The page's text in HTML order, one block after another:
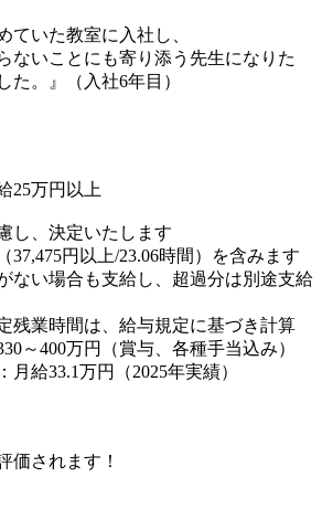
いた教室に入社し、
ないことにも寄り添う先生になりた
た。』（入社6年目）
25万円以上
し、決定いたします
37,475円以上/23.06時間）を含みます
ない場合も支給し、超過分は別途支給
残業時間は、給与規定に基づき計算
～400万円（賞与、各種手当込み）
月給33.1万円（2025年実績）
価されます！